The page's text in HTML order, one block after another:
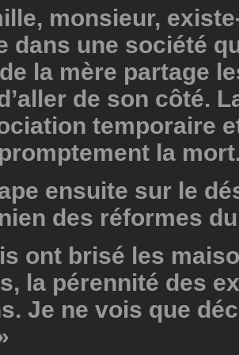
monsieur,
dans une société
la mère partage
de son côté.
temporaire
la
ensuite sur le
des réformes
ont brisé les
la pérennité des
Je ne vois que